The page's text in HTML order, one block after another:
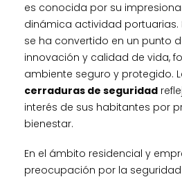
es conocida por su
dinámica actividad portuarias.
se ha convertido en un punto
innovación y calidad de vida,
ambiente seguro y protegido.
cerraduras de seguridad
interés de sus habitantes por
bienestar.
En el ámbito residencial y
preocupación por la seguridad